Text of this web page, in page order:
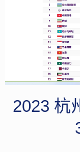
2023 杭